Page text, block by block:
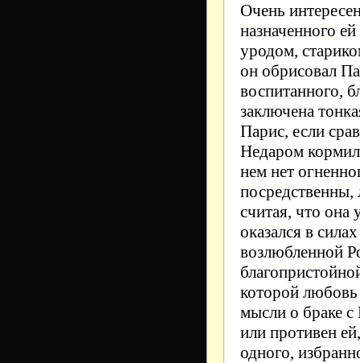
Очень
назначенного
уродом,
он обрисовал
воспитанного,
заключена
Парис, если
Недаром
нем нет
посредственны,
считая, что она
оказался в
возлюбленной
которой
мысли о браке
или противен
одного,